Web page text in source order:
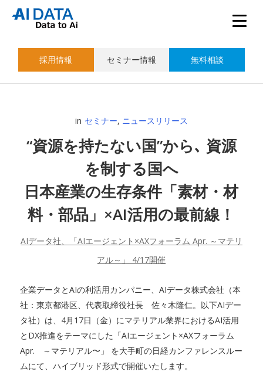
採用情報 セミナー情報 無料相談
in セミナー, ニュースリリース
“資源を持たない国”から､ 資源
を制する国へ
日本産業の生存条件「素材・材
料・部品」×AI活用の最前線！
AIデータ社、「AIエージェント×AXフォーラム Apr. ～マテリ
アル～」 4/17開催
企業データとAIの利活用カンパニー、AIデータ株式会社（本
社：東京都港区、代表取締役社長 佐々木隆仁。以下AIデー
タ社）は、4月17日（金）にマテリアル業界におけるAI活用
とDX推進をテーマにした「AIエージェント×AXフォーラム
Apr. ～マテリアル〜」 を大手町の日経カンファレンスルー
ムにて、ハイブリッド形式で開催いたします。